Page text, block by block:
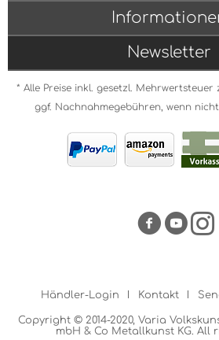
Newsletter
* Alle Preise inkl. gesetzl. Mehrwertsteuer
ggf. Nachnahmegebühren, wenn
Händler-Login Kontakt
Copyright © 2014-2020, Varia
mbH & Co Metallkunst KG. All